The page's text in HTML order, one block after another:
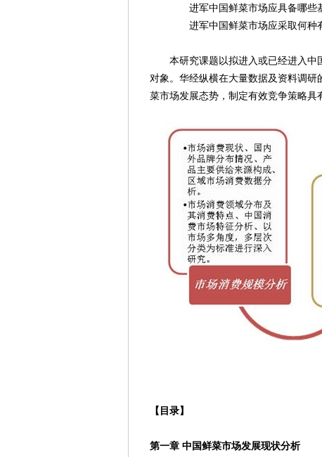
进军中国鲜菜市场应具备哪些基
进军中国鲜菜市场应采取何种有
本研究课题以拟进入或已经进入中
对象。华经纵横在大量数据及资料调
菜市场发展态势，制定有效竞争策略具
【目录】
第一章 中国鲜菜市场发展现状分析